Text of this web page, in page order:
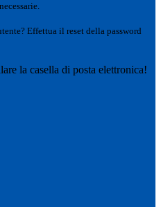
Effettua il reset della password
la casella di posta elettronica!